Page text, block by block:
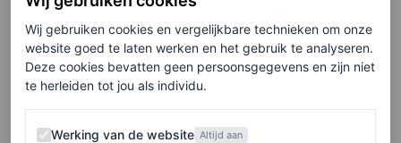
tijdens Amsterdam Fashion Week
ROEL JANSSEN
Alle ontwerpen zijn tot stand gekomen door
direct op de paspop creëren en vormen van kleding.
Wij gebruiken cookies en vergelijkbare technieken om onze
website goed te laten werken en het gebruik te analyseren.
Deze cookies bevatten geen persoonsgegevens en zijn niet
te herleiden tot jou als individu.
Werking van de website
Werking van de website Altijd aan